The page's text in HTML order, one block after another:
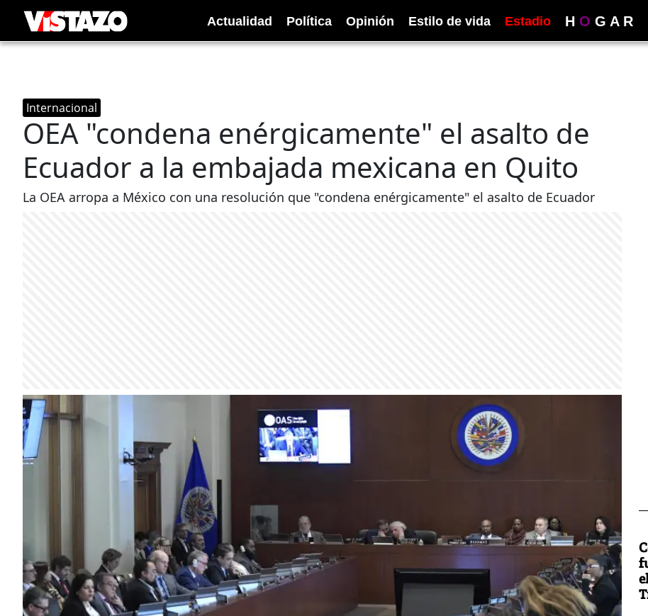
Actualidad Política Opinión Estilo de vida Estadio H O G A R
Internacional
OEA "condena enérgicamente" el asalto de
Ecuador a la embajada mexicana en Quito
La OEA arropa a México con una resolución que "condena enérgicamente" el asalto de Ecuador